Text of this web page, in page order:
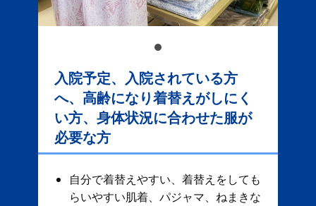
入院予定、入院されている方
へ、高齢になり着替えがしにく
い方、身体状況に合わせた服が
必要な方
自分で着替えやすい、着替えをしても
らいやすい肌着、パジャマ、ねまきな